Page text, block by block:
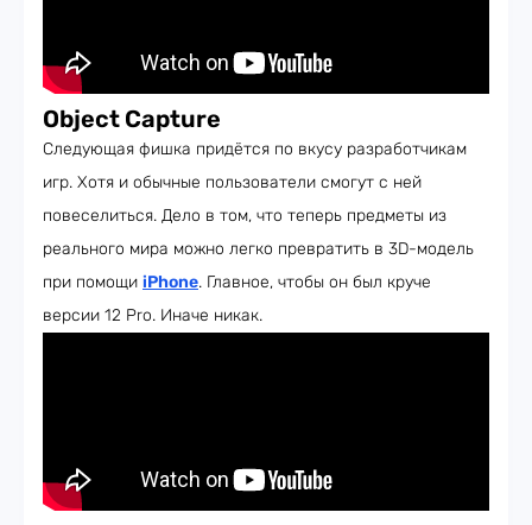
Object Capture
Следующая фишка придётся по вкусу разработчикам
игр. Хотя и обычные пользователи смогут с ней
повеселиться. Дело в том, что теперь предметы из
реального мира можно легко превратить в 3D-модель
при помощи iPhone. Главное, чтобы он был круче
версии 12 Pro. Иначе никак.